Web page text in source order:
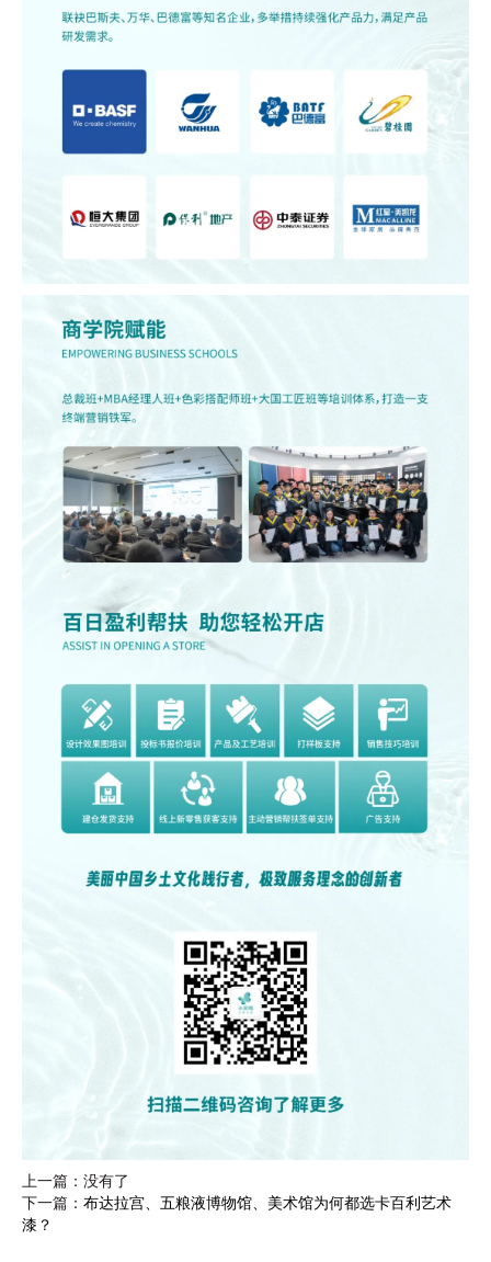
上一篇：没有了
下一篇： 布达拉宫、五粮液博物馆、美术馆为何都选卡百利艺术
漆？